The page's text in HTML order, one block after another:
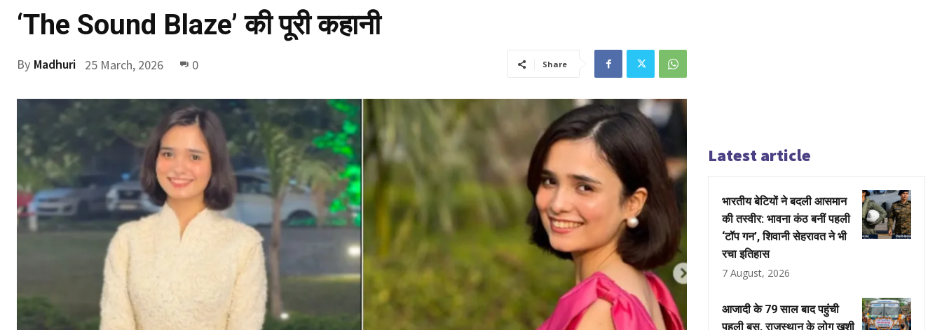
‘The Sound Blaze’ की पूरी कहानी
By Madhuri 25 March, 2026 0 Share
Latest article
भारतीय बेटियों ने बदली आसमान
की तस्वीर: भावना कंठ बनीं पहली
‘टॉप गन’, शिवानी सेहरावत ने भी
रचा इतिहास
7 August, 2026
आजादी के 79 साल बाद पहुंची
पहली बस, राजस्थान के लोग खुशी